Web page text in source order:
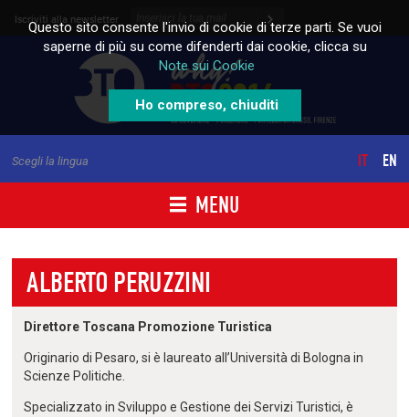
Skip to content
Iscriviti alla newsletter
MENU
Scegli la lingua IT EN
ALBERTO PERUZZINI
Direttore Toscana Promozione Turistica
Originario di Pesaro, si è laureato all’Università di Bologna in
Scienze Politiche.
Specializzato in Sviluppo e Gestione dei Servizi Turistici, è
Questo sito consente l'invio di cookie di terze parti. Se vuoi
saperne di più su come difenderti dai cookie, clicca su
Note sui Cookie
Ho compreso, chiuditi